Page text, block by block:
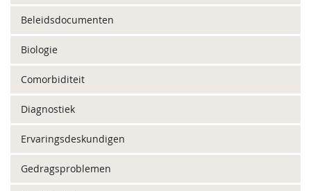
Beleidsdocumenten
Biologie
Comorbiditeit
Diagnostiek
Ervaringsdeskundigen
Gedragsproblemen